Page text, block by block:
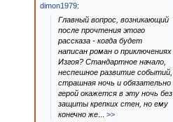
dimon1979:
Главный вопрос, возникающий
после прочтения этого
рассказа - когда будет
написан роман о приключениях
Изгоя? Стандартное начало,
неспешное развитие событий,
страшная ночь и обязательно
герой окажется в эту ночь без
защиты крепких стен, но ему
конечно же
>>